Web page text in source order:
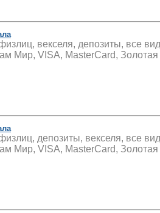
векселя, депозиты, все
Мир, VISA, MasterCard,
депозиты, векселя, все
Мир, VISA, MasterCard,